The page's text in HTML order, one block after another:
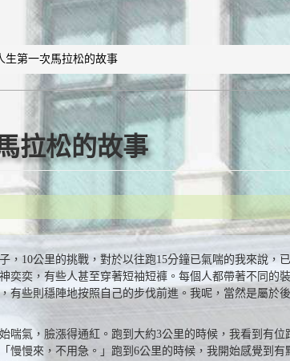
第一次馬拉松的故事
拉松的故事
10公里的挑戰，對於以往跑15分鐘已氣喘的我來說，
奕，有些人甚至穿著短袖短褲。每個人都帶著不同的
些則穩陣地按照自己的步伐前進。我呢，當然是屬於
氣，臉漲得通紅。跑到大約3公里的時候，我看到有
慢來，不用急。」跑到6公里的時候，我開始感覺到